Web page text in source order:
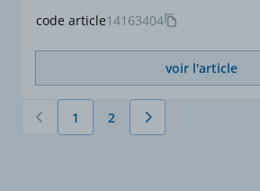
code article14163404
voir l'article
Vous lisez actuellement la page
1 Page
2